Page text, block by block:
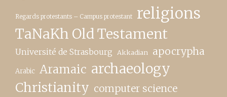
Regards protestants – Campus protestant religions
TaNaKh Old Testament
Université de Strasbourg Akkadian apocrypha
Arabic Aramaic archaeology
Christianity computer science